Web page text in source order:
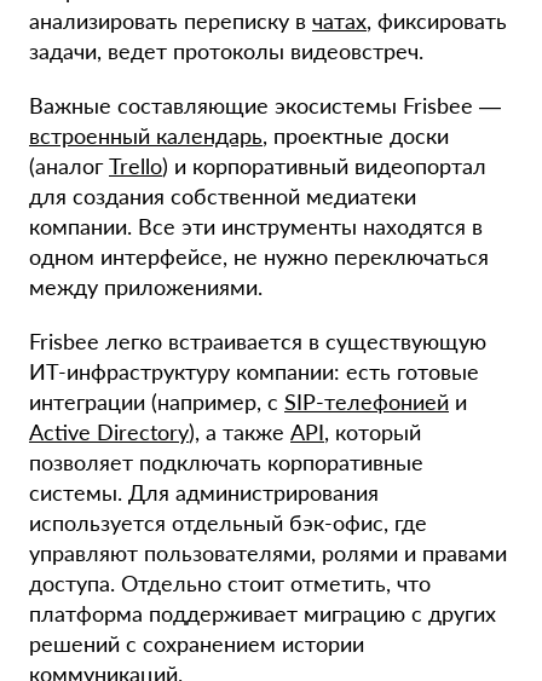
анализировать переписку в чатах, фиксировать
задачи, ведет протоколы видеовстреч.
Важные составляющие экосистемы Frisbee —
встроенный календарь, проектные доски
(аналогTrello) и корпоративный видеопортал
для создания собственной медиатеки
компании. Все эти инструменты находятся в
одном интерфейсе, не нужно переключаться
между приложениями.
Frisbee легко встраивается в существующую
ИТ-инфраструктуру компании: есть готовые
интеграции (например, с SIP-телефонией и
Active Directory), а также API, который
позволяет подключать корпоративные
системы. Для администрирования
используется отдельный бэк-офис, где
управляют пользователями, ролями и правами
доступа. Отдельно стоит отметить, что
платформа поддерживает миграцию с других
решений с сохранением истории
коммуникаций.